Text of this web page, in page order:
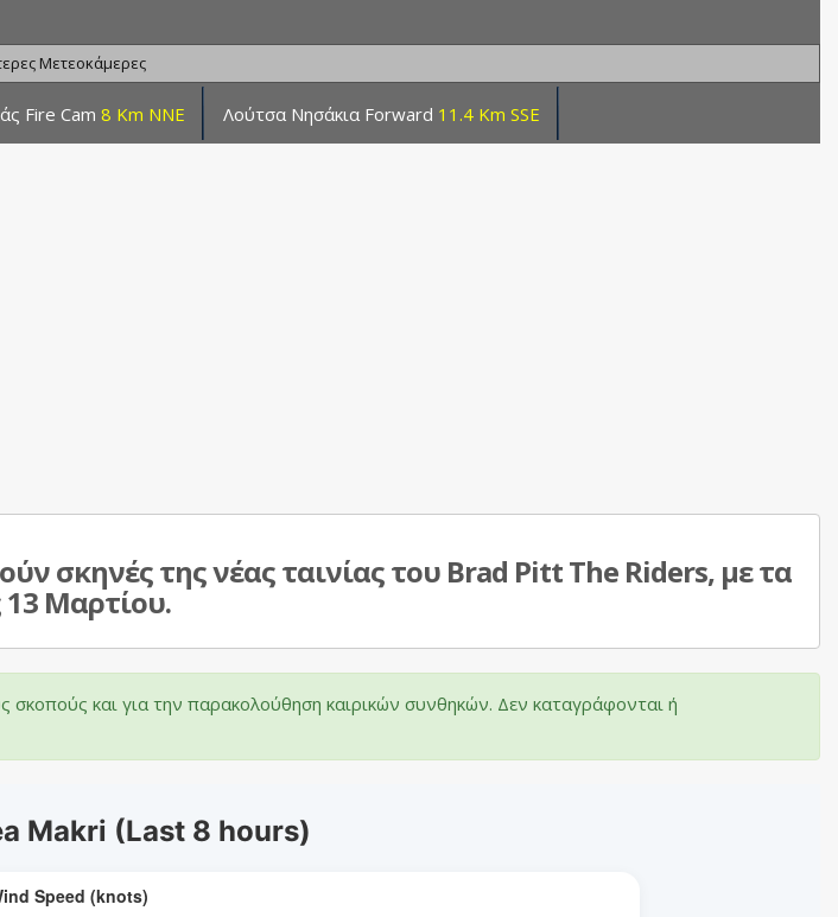
Μετεοκάμερες
Fire Cam 8 Km NNE Λούτσα Νησάκια Forward 11.4 Km SSE
σκηνές της νέας ταινίας του Brad Pitt The Riders, με τα
13 Μαρτίου.
σκοπούς και για την παρακολούθηση καιρικών συνθηκών. Δεν καταγράφονται ή